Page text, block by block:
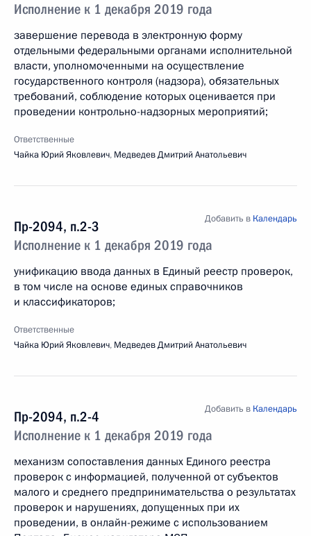
Исполнение к 1 декабря 2019 года
завершение перевода в электронную форму
отдельными федеральными органами исполнительной
власти, уполномоченными на осуществление
государственного контроля (надзора), обязательных
требований, соблюдение которых оценивается при
проведении контрольно-надзорных мероприятий;
Ответственные
Чайка Юрий Яковлевич, Медведев Дмитрий Анатольевич
Пр-2094, п.2-3
Исполнение к 1 декабря 2019 года
Добавить в Календарь
унификацию ввода данных в Единый реестр проверок,
в том числе на основе единых справочников
и классификаторов;
Ответственные
Чайка Юрий Яковлевич, Медведев Дмитрий Анатольевич
Пр-2094, п.2-4
Исполнение к 1 декабря 2019 года
Добавить в Календарь
механизм сопоставления данных Единого реестра
проверок с информацией, полученной от субъектов
малого и среднего предпринимательства о результатах
проверок и нарушениях, допущенных при их
проведении, в онлайн-режиме с использованием